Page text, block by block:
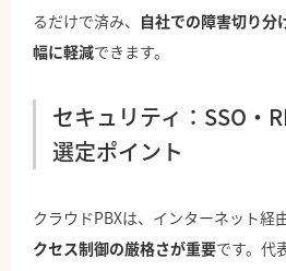
るだけで済み、 自社での障害切り分
幅に軽減できます。
セキュリティ：SSO・
選定ポイント
クラウドPBXは、インターネット経
クセス制御の厳格さが重要です。代